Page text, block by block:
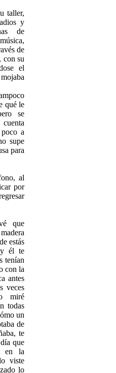
taller,
y
de
de
con su
el
qué le
se
a
supe
para
al
por
que
estás
y él te
tenían
con la
antes
veces
miré
todas
un
de
te
que
en la
viste
lo